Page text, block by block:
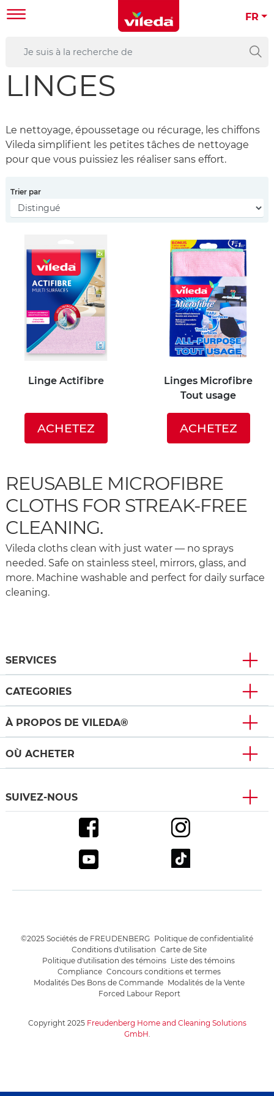
FR
LINGES
Le nettoyage, époussetage ou récurage, les chiffons
Vileda simplifient les petites tâches de nettoyage
pour que vous puissiez les réaliser sans effort.
Trier par
Linge Actifibre
ACHETEZ
Linges Microfibre
Tout usage
ACHETEZ
REUSABLE MICROFIBRE
CLOTHS FOR STREAK-FREE
CLEANING.
Vileda cloths clean with just water — no sprays
needed. Safe on stainless steel, mirrors, glass, and
more. Machine washable and perfect for daily surface
cleaning.
SERVICES
CATEGORIES
À PROPOS DE VILEDA®
OÙ ACHETER
SUIVEZ-NOUS
Copyright 2025 Freudenberg Home and Cleaning Solutions
GmbH.
©2025 Sociétés de FREUDENBERG Politique de confidentialité
Conditions d'utilisation Carte de Site
Politique d'utilisation des témoins Liste des témoins
Compliance Concours conditions et termes
Modalités Des Bons de Commande Modalités de la Vente
Forced Labour Report